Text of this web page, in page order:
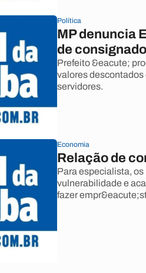
Política
MP denuncia
de
Prefeito &eacute;
valores
servidores.
Economia
Relação de
Para especialista,
vulnerabilidade e
fazer